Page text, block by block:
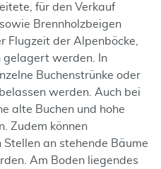
für den Verkauf
Brennholzbeigen
Flugzeit der Alpenböcke,
werden. In
Buchenstrünke oder
werden. Auch bei
alte Buchen und hohe
Zudem können
an stehende Bäume
Am Boden liegendes